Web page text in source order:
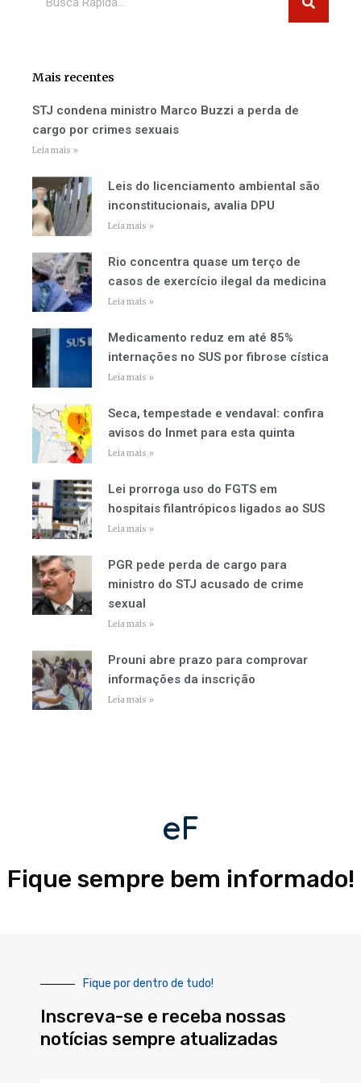
Mais recentes
STJ condena ministro Marco Buzzi a perda de
cargo por crimes sexuais
Leia mais »
Leis do licenciamento ambiental são
inconstitucionais, avalia DPU
Leia mais »
Rio concentra quase um terço de
casos de exercício ilegal da medicina
Leia mais »
Medicamento reduz em até 85%
internações no SUS por fibrose cística
Leia mais »
Seca, tempestade e vendaval: confira
avisos do Inmet para esta quinta
Leia mais »
Lei prorroga uso do FGTS em
hospitais filantrópicos ligados ao SUS
Leia mais »
PGR pede perda de cargo para
ministro do STJ acusado de crime
sexual
Leia mais »
Prouni abre prazo para comprovar
informações da inscrição
Leia mais »
eF
Fique sempre bem informado!
Fique por dentro de tudo!
Inscreva-se e receba nossas
notícias sempre atualizadas